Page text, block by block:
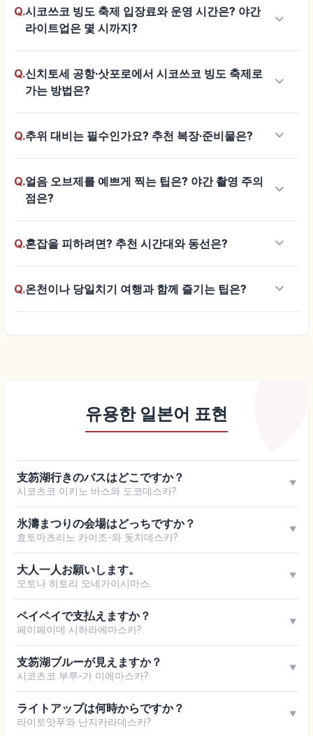
Q.시코쓰코 빙도 축제 입장료와 운영 시간은? 야간
라이트업은 몇 시까지?
keyboard_arrow_down
Q.신치토세 공항·삿포로에서 시코쓰코 빙도 축제로
가는 방법은?
keyboard_arrow_down
Q.추위 대비는 필수인가요? 추천 복장·준비물은? keyboard_arrow_down
Q.얼음 오브제를 예쁘게 찍는 팁은? 야간 촬영 주의
점은?
keyboard_arrow_down
Q.혼잡을 피하려면? 추천 시간대와 동선은? keyboard_arrow_down
Q.온천이나 당일치기 여행과 함께 즐기는 팁은? keyboard_arrow_down
유용한 일본어 표현
支笏湖行きのバスはどこですか？
시코츠코 이키노 바스와 도코데스카?
▼
氷濤まつりの会場はどっちですか？
효토마츠리노 카이조-와 돗치데스카?
▼
大人一人お願いします。
오토나 히토리 오네가이시마스.
▼
ペイペイで支払えますか？
페이페이데 시하라에마스카?
▼
支笏湖ブルーが見えますか？
시코츠코 부루-가 미에마스카?
▼
ライトアップは何時からですか？
라이토앗푸와 난지카라데스카?
▼